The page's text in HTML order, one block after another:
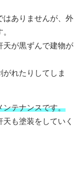
はありませんが、外
天が黒ずんで建物が
れたりしてしま
ンテナンスです。
も塗装をしていく